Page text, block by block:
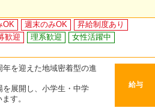
OK 週末のみOK
昇給制度あり
歓迎 理系歓迎
女性活躍中
を迎えた地域密着型の進
展開し、小学生・中学
す。
給与